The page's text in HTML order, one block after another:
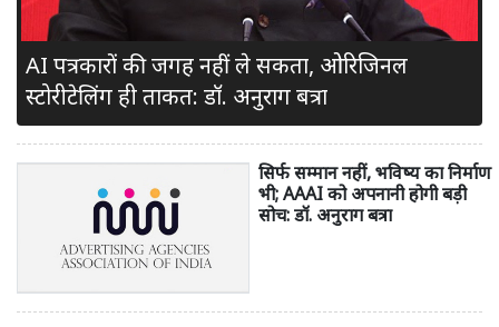
AI पत्रकारों की जगह नहीं ले सकता, ओरिजिनल
स्टोरीटेलिंग ही ताकत: डॉ. अनुराग बत्रा
सिर्फ सम्मान नहीं, भविष्य का निर्माण
भी; AAAI को अपनानी होगी बड़ी
सोच: डॉ. अनुराग बत्रा